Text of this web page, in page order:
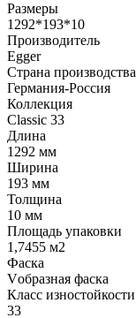
Размеры
1292*193*10
Производитель
Egger
Страна производства
Германия-Россия
Коллекция
Classic 33
Длина
1292 мм
Ширина
193 мм
Толщина
10 мм
Площадь упаковки
1,7455 м2
Фаска
Vобразная фаска
Класс изностойкости
33